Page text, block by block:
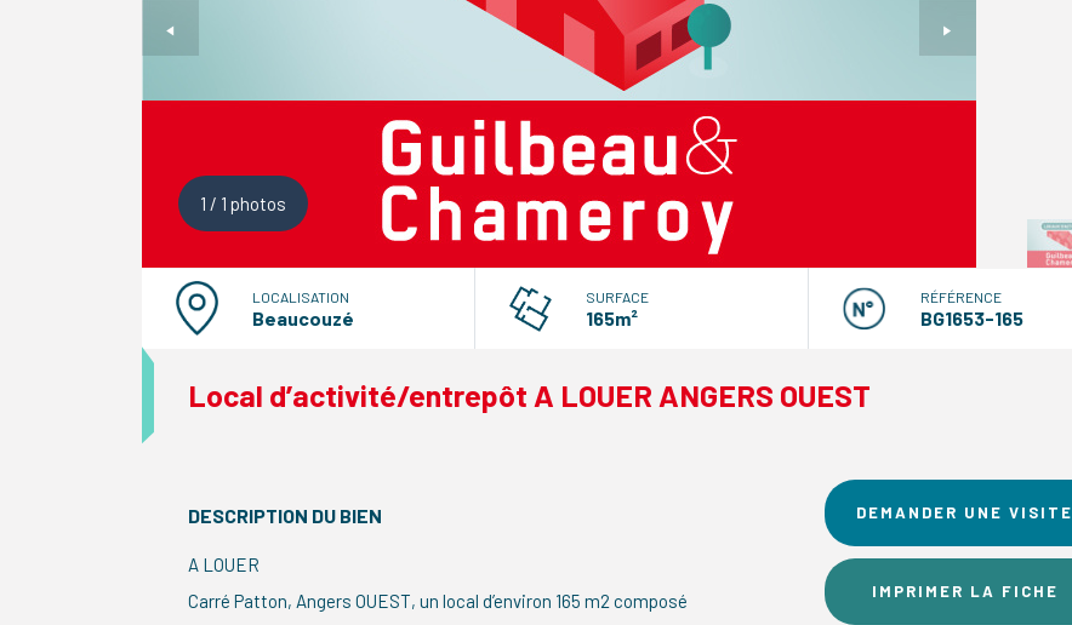
1 / 1 photos
LOCALISATION
Beaucouzé
SURFACE
165m²
RÉFÉRENCE
BG1653-165
Local d’activité/entrepôt A LOUER ANGERS OUEST
DESCRIPTION DU BIEN
A LOUER
Carré Patton, Angers OUEST, un local d’environ 165 m2 composé
DEMANDER UNE VISITE
IMPRIMER LA FICHE